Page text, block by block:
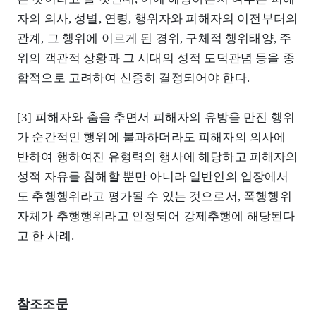
자의 의사, 성별, 연령, 행위자와 피해자의 이전부터의
관계, 그 행위에 이르게 된 경위, 구체적 행위태양, 주
위의 객관적 상황과 그 시대의 성적 도덕관념 등을 종
합적으로 고려하여 신중히 결정되어야 한다.
[3] 피해자와 춤을 추면서 피해자의 유방을 만진 행위
가 순간적인 행위에 불과하더라도 피해자의 의사에
반하여 행하여진 유형력의 행사에 해당하고 피해자의
성적 자유를 침해할 뿐만 아니라 일반인의 입장에서
도 추행행위라고 평가될 수 있는 것으로서, 폭행행위
자체가 추행행위라고 인정되어 강제추행에 해당된다
고 한 사례.
참조조문